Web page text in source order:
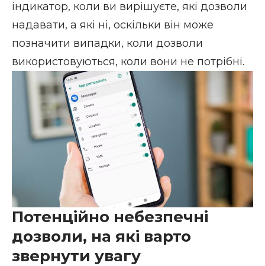
індикатор, коли ви вирішуєте, які дозволи
надавати, а які ні, оскільки він може
позначити випадки, коли дозволи
використовуються, коли вони не потрібні.
Потенційно небезпечні
дозволи, на які варто
звернути увагу